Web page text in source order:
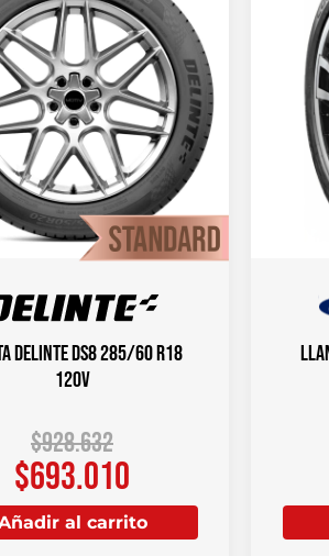
DELINTE DS8 285/60 R18
120V
$928.632
$693.010
al carrito